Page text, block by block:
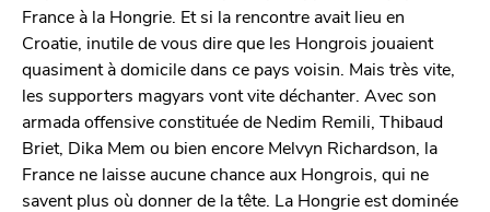
France à la Hongrie. Et si la rencontre avait lieu en
Croatie, inutile de vous dire que les Hongrois jouaient
quasiment à domicile dans ce pays voisin. Mais très vite,
les supporters magyars vont vite déchanter. Avec son
armada offensive constituée de Nedim Remili, Thibaud
Briet, Dika Mem ou bien encore Melvyn Richardson, la
France ne laisse aucune chance aux Hongrois, qui ne
savent plus où donner de la tête. La Hongrie est dominée